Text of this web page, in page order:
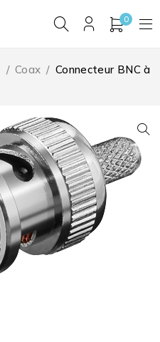
0
/ Coax / Connecteur BNC à